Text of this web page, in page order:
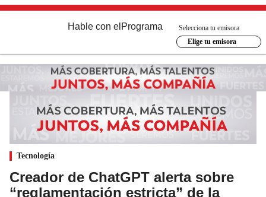
Hable con el Programa
Selecciona tu emisora
Elige tu emisora
Tecnología
Creador de ChatGPT alerta sobre
“reglamentación estricta” de la